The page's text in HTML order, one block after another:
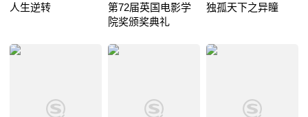
人生逆转
第72届英国电影学
院奖颁奖典礼
独孤天下之异瞳